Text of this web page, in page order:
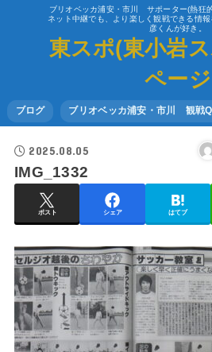
ブリオベッカ浦安・市川 サポーター(熱狂
ネット中継でも、より楽しく観戦できる情
彦くんが好き。
東スポ(東小岩
ページ
ブログ ブリオベッカ浦安・市川 観戦
2025.08.05
IMG_1332
ポスト シェア はてブ